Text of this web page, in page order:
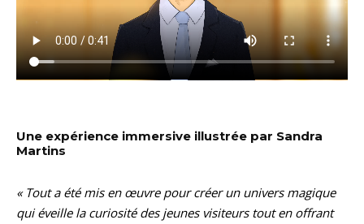
Une expérience immersive illustrée par Sandra
Martins
« Tout a été mis en œuvre pour créer un univers magique
qui éveille la curiosité des jeunes visiteurs tout en offrant